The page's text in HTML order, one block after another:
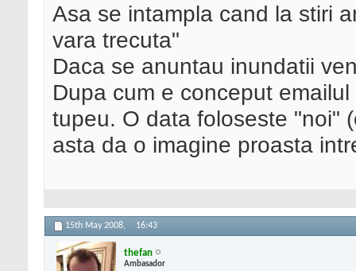
Asa se intampla cand la stiri
vara trecuta"
Daca se anuntau inundatii
Dupa cum e conceput
tupeu. O data foloseste "noi"
asta da o imagine proasta
15th May 2008, 16:43
thefan
Ambasador